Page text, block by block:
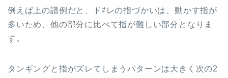
例えば上の譜例だと、ド⇄レの指づかいは、動かす指が
多いため、他の部分に比べて指が難しい部分となりま
す。
タンギングと指がズレてしまうパターンは大きく次の2